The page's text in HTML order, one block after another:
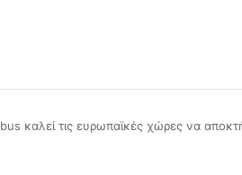
καλεί τις ευρωπαϊκές χώρες να